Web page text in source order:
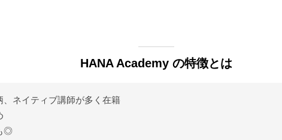
HANA Academy の特徴とは
、ネイティブ講師が多く在籍
◎